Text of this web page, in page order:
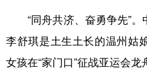
陕西 甘肃
新疆 内蒙古
“同舟共济、奋勇争先”。
李舒琪是土生土长的温州姑
女孩在“家门口”征战亚运会龙